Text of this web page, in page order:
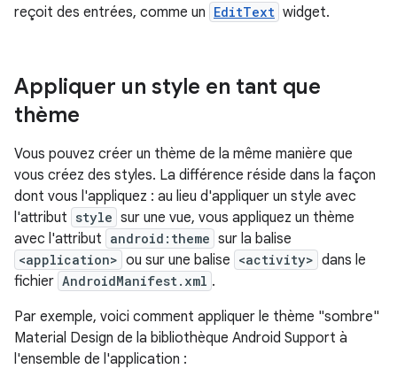
reçoit des entrées, comme un EditText widget.
Appliquer un style en tant que
thème
Vous pouvez créer un thème de la même manière que
vous créez des styles. La différence réside dans la façon
dont vous l'appliquez : au lieu d'appliquer un style avec
l'attribut style sur une vue, vous appliquez un thème
avec l'attribut android:theme sur la balise
<application> ou sur une balise <activity> dans le
fichier AndroidManifest.xml .
Par exemple, voici comment appliquer le thème "sombre"
Material Design de la bibliothèque Android Support à
l'ensemble de l'application :